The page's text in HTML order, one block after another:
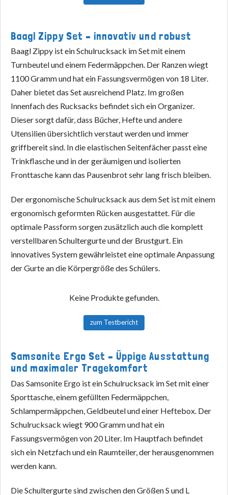
Baagl Zippy Set – innovativ und robust
Baagl Zippy ist ein Schulrucksack im Set mit einem
Turnbeutel und einem Federmäppchen. Der Ranzen wiegt
1100 Gramm und hat ein Fassungsvermögen von 18 Liter.
Daher bietet das Set ausreichend Platz. Im großen
Innenfach des Rucksacks befindet sich ein Organizer.
Dieser sorgt dafür, dass Bücher, Hefte und andere
Utensilien übersichtlich verstaut werden und immer
griffbereit sind. In die elastischen Seitenfächer passt eine
Trinkflasche und in der geräumigen und isolierten
Fronttasche kann das Pausenbrot sehr lang frisch bleiben.
Der ergonomische Schulrucksack aus dem Set ist mit einem
ergonomisch geformten Rücken ausgestattet. Für die
optimale Passform sorgen zusätzlich auch die komplett
verstellbaren Schultergurte und der Brustgurt. Ein
innovatives System gewährleistet eine optimale Anpassung
der Gurte an die Körpergröße des Schülers.
Keine Produkte gefunden.
zum Testbericht
Samsonite Ergo Set – Üppige Ausstattung
und maximaler Tragekomfort
Das Samsonite Ergo ist ein Schulrucksack im Set mit einer
Sporttasche, einem gefüllten Federmäppchen,
Schlampermäppchen, Geldbeutel und einer Heftebox. Der
Schulrucksack wiegt 900 Gramm und hat ein
Fassungsvermögen von 20 Liter. Im Hauptfach befindet
sich ein Netzfach und ein Raumteiler, der herausgenommen
werden kann.
Die Schultergurte sind zwischen den Größen S und L